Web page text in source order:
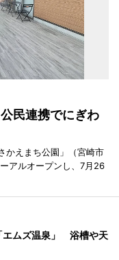
民連携でにぎわ
かえまち公園」（宮崎市
アルオープンし、7月26
エムズ温泉」 浴槽や天